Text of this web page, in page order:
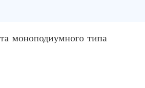
моноподиумного типа